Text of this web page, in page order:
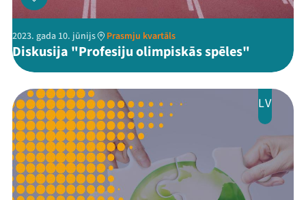
2023. gada 10. jūnijs Prasmju kvartāls
Diskusija "Profesiju olimpiskās spēles"
LV